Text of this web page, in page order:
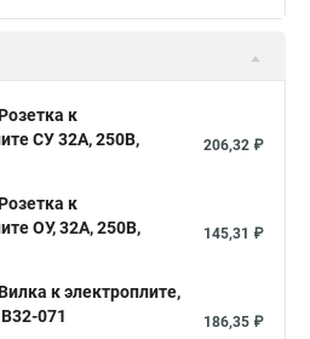
к
СУ 32А, 250В,
206,32 ₽
к
ОУ, 32А, 250В,
145,31 ₽
к электроплите,
071
186,35 ₽